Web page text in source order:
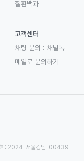
질환백과
고객센터
채팅 문의 : 채널톡
메일로 문의하기
호 : 2024-서울강남-00439